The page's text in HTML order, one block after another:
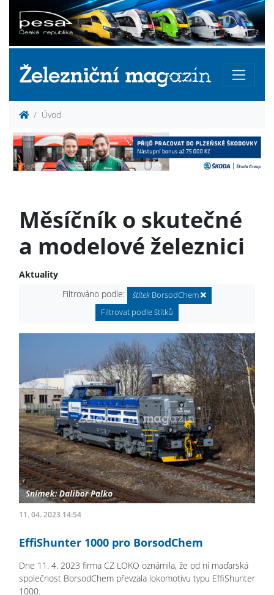
Úvod
Měsíčník o skutečné
a modelové železnici
Aktuality
Filtrováno podle:
štítek BorsodChem
Filtrovat podle štítků
11. 04. 2023 14:54
EffiShunter 1000 pro BorsodChem
Dne 11. 4. 2023 firma CZ LOKO oznámila, že od ní maďarská
společnost BorsodChem převzala lokomotivu typu EffiShunter
1000.